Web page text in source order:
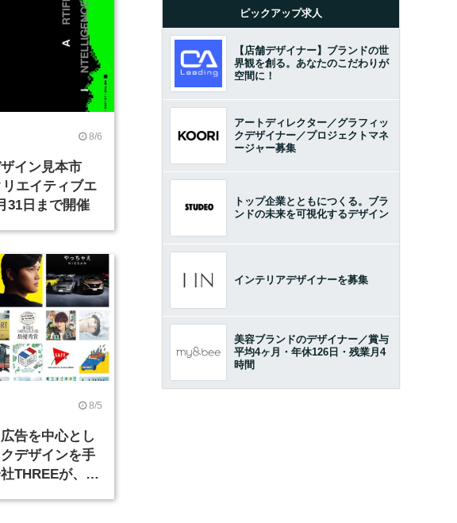
8/6
イン見本市
リエイティブエ
31日まで開催
8/5
告を中心とし
デザインを手
THREEが、グ
ピックアップ求人
【店舗デザイナー】ブランドの世
界観を創る。あなたのこだわりが
空間に！
アートディレクター／グラフィッ
クデザイナー／プロジェクトマネ
ージャー募集
トップ企業とともにつくる。ブラ
ンドの未来を可視化するデザイン
インテリアデザイナーを募集
美容ブランドのデザイナー／賞与
平均4ヶ月・年休126日・残業月4
時間